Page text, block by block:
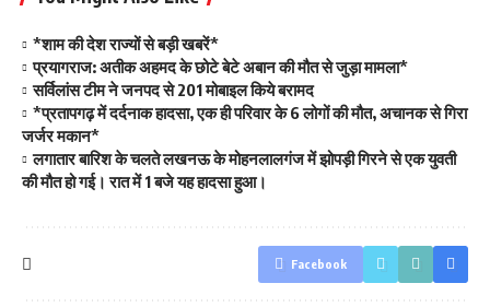
*शाम की देश राज्यों से बड़ी खबरें*
प्रयागराज: अतीक अहमद के छोटे बेटे अबान की मौत से जुड़ा मामला*
सर्विलांस टीम ने जनपद से 201 मोबाइल किये बरामद
*प्रतापगढ़ में दर्दनाक हादसा, एक ही परिवार के 6 लोगों की मौत, अचानक से गिरा
जर्जर मकान*
लगातार बारिश के चलते लखनऊ के मोहनलालगंज में झोपड़ी गिरने से एक युवती
की मौत हो गई। रात में 1 बजे यह हादसा हुआ।
Facebook